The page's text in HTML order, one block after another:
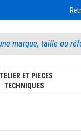
ET PIECES
TECHNIQUES